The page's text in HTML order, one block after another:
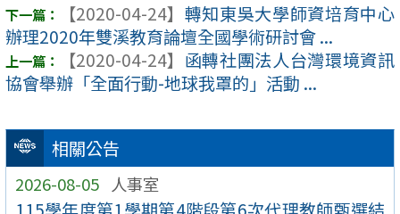
相關公告
2026-08-05 人事室
【2020-04-24】 轉知東吳大學師資培育中心
辦理2020年雙溪教育論壇全國學術研討會 ...
【2020-04-24】 函轉社團法人台灣環境資訊
協會舉辦「全面行動-地球我罩的」活動 ...